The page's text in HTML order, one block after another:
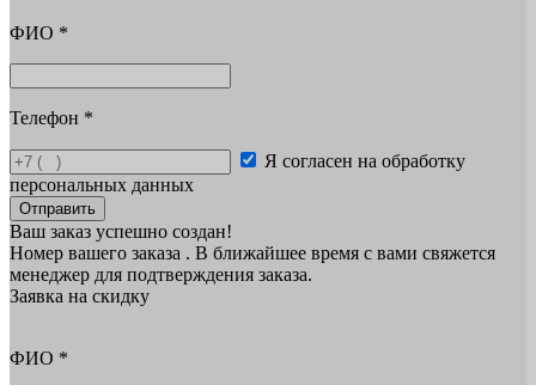
ФИО *
Телефон *
Я согласен на обработку
персональных данных
Отправить
Ваш заказ успешно создан!
Номер вашего заказа . В ближайшее время с вами свяжется
менеджер для подтверждения заказа.
Заявка на скидку
ФИО *